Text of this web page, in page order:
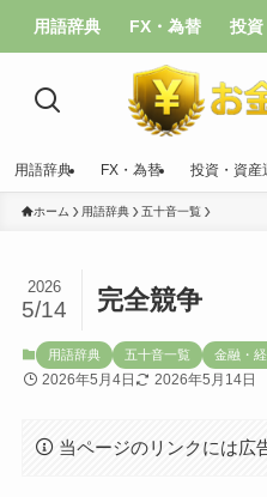
用語辞典 FX・為替 投資
用語辞典 FX・為替 投資・資産
ホーム 用語辞典 五十音一覧
完全競争
2026
5/14
用語辞典 五十音一覧 金融・
2026年5月4日 2026年5月14日
当ページのリンクには広